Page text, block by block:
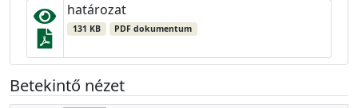
határozat
131 KB PDF dokumentum
Betekintő nézet